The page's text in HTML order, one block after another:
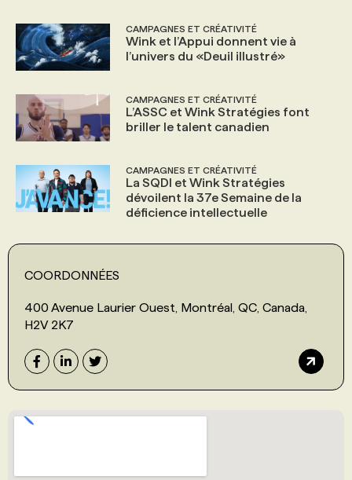
CAMPAGNES ET CRÉATIVITÉ
Wink et l’Appui donnent vie à
l’univers du «Deuil illustré»
CAMPAGNES ET CRÉATIVITÉ
L’ASSC et Wink Stratégies font
briller le talent canadien
CAMPAGNES ET CRÉATIVITÉ
La SQDI et Wink Stratégies
dévoilent la 37e Semaine de la
déficience intellectuelle
COORDONNÉES
400 Avenue Laurier Ouest, Montréal, QC, Canada,
H2V 2K7